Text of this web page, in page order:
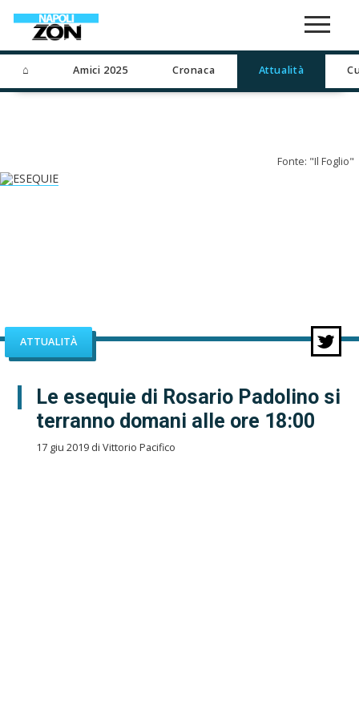
⌂ Amici 2025 Cronaca Attualità
Fonte: "Il Foglio"
ATTUALITÀ
Le esequie di Rosario Padolino si
terranno domani alle ore 18:00
17 giu 2019 di Vittorio Pacifico